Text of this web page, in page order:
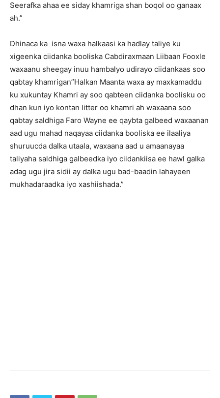
Seerafka ahaa ee siday khamriga shan boqol oo ganaax
ah.”
Dhinaca ka isna waxa halkaasi ka hadlay taliye ku
xigeenka ciidanka booliska Cabdiraxmaan Liibaan Fooxle
waxaanu sheegay inuu hambalyo udirayo ciidankaas soo
qabtay khamrigan”Halkan Maanta waxa ay maxkamaddu
ku xukuntay Khamri ay soo qabteen ciidanka boolisku oo
dhan kun iyo kontan litter oo khamri ah waxaana soo
qabtay saldhiga Faro Wayne ee qaybta galbeed waxaanan
aad ugu mahad naqayaa ciidanka booliska ee ilaaliya
shuruucda dalka utaala, waxaana aad u amaanayaa
taliyaha saldhiga galbeedka iyo ciidankiisa ee hawl galka
adag ugu jira sidii ay dalka ugu bad-baadin lahayeen
mukhadaraadka iyo xashiishada.”